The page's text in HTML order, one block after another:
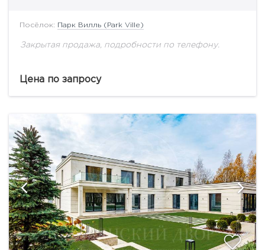
Посёлок: Парк Вилль (Park Ville)
Закрытая продажа, подробности по телефону.
Цена по запросу